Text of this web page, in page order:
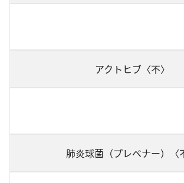
アクトヒブ〈不〉
肺炎球菌（プレベナー）〈